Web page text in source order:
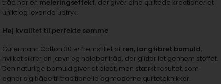
tråd har en meleringseffekt, der giver dine quiltede kreationer et
unikt og levende udtryk.
Høj kvalitet til perfekte sømme
Gütermann Cotton 30 er fremstillet af ren, langfibret bomuld,
hvilket sikrer en jævn og holdbar tråd, der glider let gennem stoffet.
Den naturlige bomuld giver et blødt, men stærkt resultat, som
egner sig både til traditionelle og moderne quilteteknikker.